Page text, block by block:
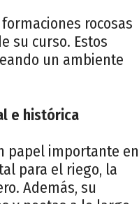
rocosas
su curso. Estos
un ambiente
e histórica
papel importante en
para el riego, la
Además, su